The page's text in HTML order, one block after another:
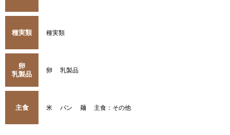
種実類 種実類
卵
乳製品
卵 乳製品
主食 米 パン 麺 主食：その他